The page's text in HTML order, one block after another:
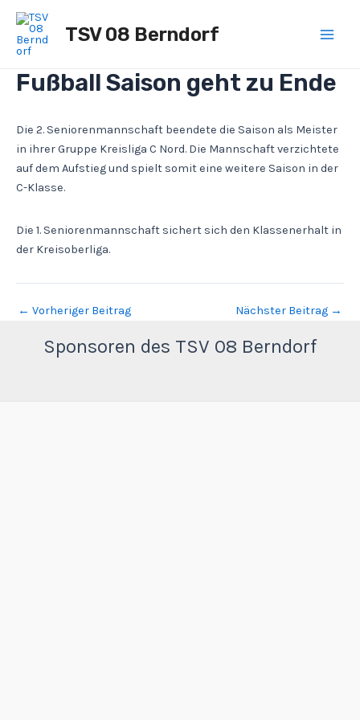
Inhalt
springen
TSV 08 Berndorf
Fußball Saison geht zu Ende
Die 2. Seniorenmannschaft beendete die Saison als Meister
in ihrer Gruppe Kreisliga C Nord. Die Mannschaft verzichtete
auf dem Aufstieg und spielt somit eine weitere Saison in der
C-Klasse.
Die 1. Seniorenmannschaft sichert sich den Klassenerhalt in
der Kreisoberliga.
navigation
← Vorheriger Beitrag Nächster Beitrag →
Sponsoren des TSV 08 Berndorf